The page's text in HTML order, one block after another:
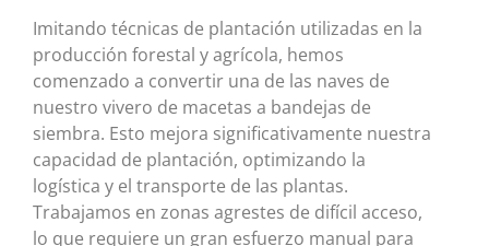
Imitando técnicas de plantación utilizadas en la
producción forestal y agrícola, hemos
comenzado a convertir una de las naves de
nuestro vivero de macetas a bandejas de
siembra. Esto mejora significativamente nuestra
capacidad de plantación, optimizando la
logística y el transporte de las plantas.
Trabajamos en zonas agrestes de difícil acceso,
lo que requiere un gran esfuerzo manual para